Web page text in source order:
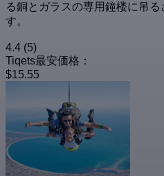
る銅とガラスの専用鐘楼に吊
す。
4.4 (5)
Tiqets最安価格：
$15.55